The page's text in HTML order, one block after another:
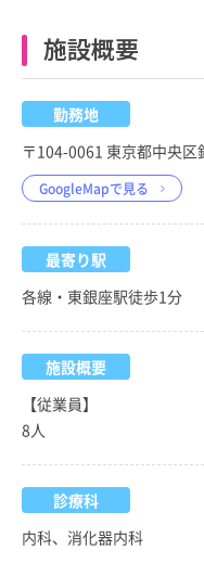
施設概要
勤務地
〒104-0061 東京都中央
GoogleMapで見る
最寄り駅
各線・東銀座駅徒歩1分
施設概要
【従業員】
8人
診療科
内科、消化器内科